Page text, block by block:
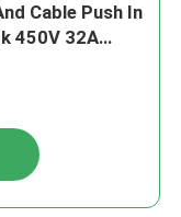
Cable Push In
450V 32A